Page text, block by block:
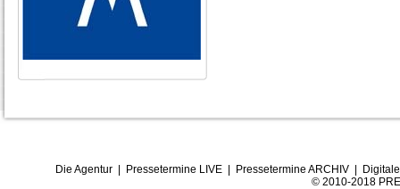
Die Agentur| Pressetermine LIVE| Pressetermine ARCHIV|
© 2010-2018